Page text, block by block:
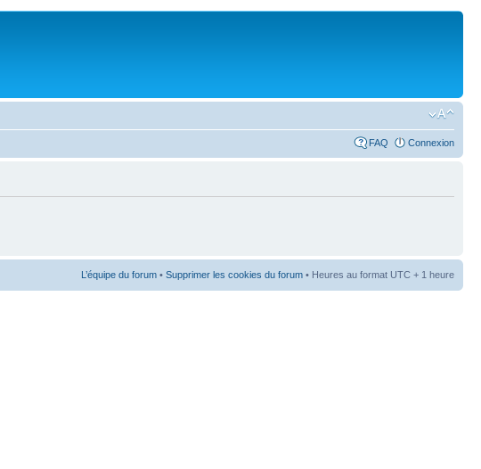
FAQ Connexion
L’équipe du forum • Supprimer les cookies du forum • Heures au format UTC + 1 heure